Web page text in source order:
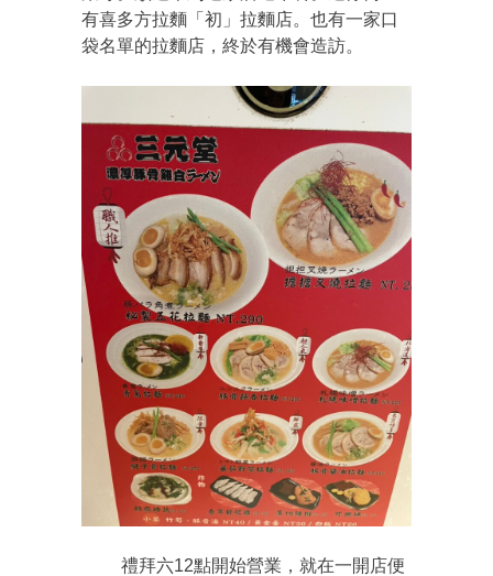
有喜多方拉麵「初」拉麵店。也有一家口
袋名單的拉麵店，終於有機會造訪。
禮拜六12點開始營業，就在一開店便